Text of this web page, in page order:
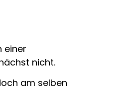
einer
nicht.
am selben